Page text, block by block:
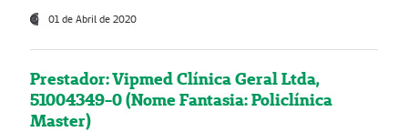
01 de Abril de 2020
Prestador: Vipmed Clínica Geral Ltda,
51004349-0 (Nome Fantasia: Policlínica
Master)